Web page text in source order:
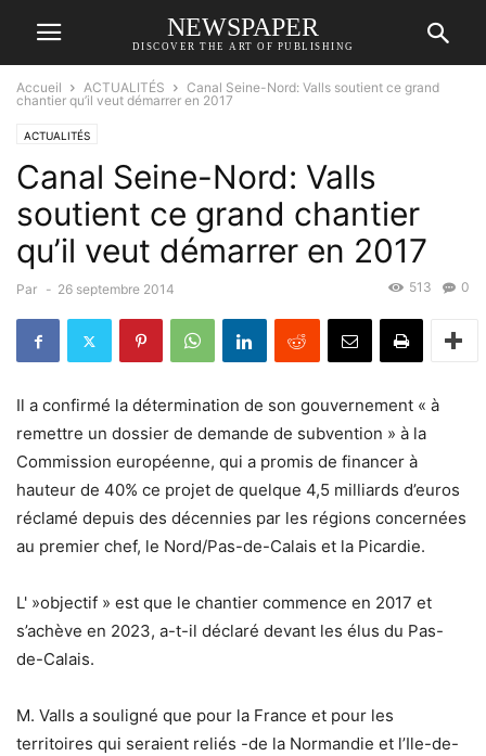
NEWSPAPER
DISCOVER THE ART OF PUBLISHING
Accueil ACTUALITÉS
Canal Seine-Nord: Valls soutient ce grand
chantier qu’il veut démarrer en 2017
ACTUALITÉS
Canal Seine-Nord: Valls
soutient ce grand chantier
qu’il veut démarrer en 2017
Par - 26 septembre 2014 0
513
Il a confirmé la détermination de son gouvernement « à
remettre un dossier de demande de subvention » à la
Commission européenne, qui a promis de financer à
hauteur de 40% ce projet de quelque 4,5 milliards d’euros
réclamé depuis des décennies par les régions concernées
au premier chef, le Nord/Pas-de-Calais et la Picardie.
L' »objectif » est que le chantier commence en 2017 et
s’achève en 2023, a-t-il déclaré devant les élus du Pas-
de-Calais.
M. Valls a souligné que pour la France et pour les
territoires qui seraient reliés -de la Normandie et l’Ile-de-